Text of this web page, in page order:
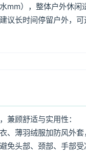
），整体户外休闲
议长时间停留户外，
兼顾舒适与实用性：
、薄羽绒服加防风外
免头部、颈部、手部受